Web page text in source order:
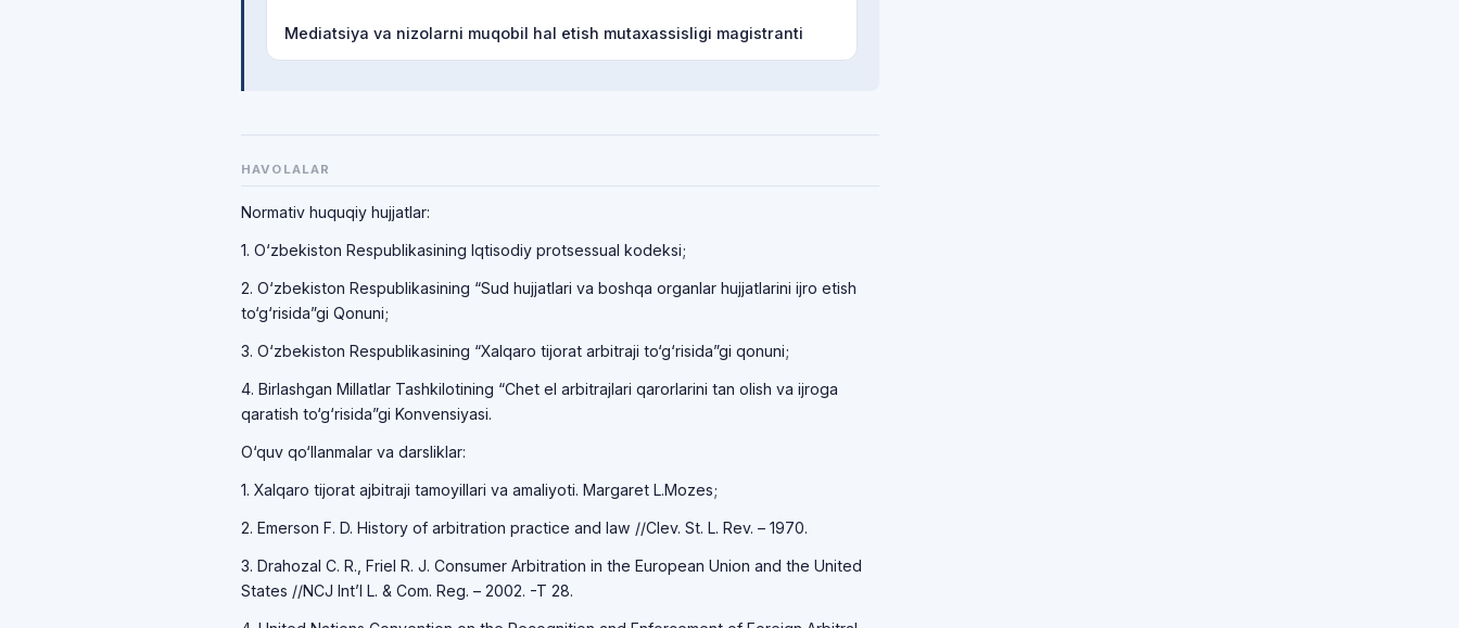
Mediatsiya va nizolarni muqobil hal etish mutaxassisligi magistranti
HAVOLALAR
Normativ huquqiy hujjatlar:
1. O‘zbekiston Respublikasining Iqtisodiy protsessual kodeksi;
2. O‘zbekiston Respublikasining “Sud hujjatlari va boshqa organlar hujjatlarini ijro etish
to‘g‘risida”gi Qonuni;
3. O‘zbekiston Respublikasining “Xalqaro tijorat arbitraji to‘g‘risida”gi qonuni;
4. Birlashgan Millatlar Tashkilotining “Chet el arbitrajlari qarorlarini tan olish va ijroga
qaratish to‘g‘risida”gi Konvensiyasi.
O‘quv qo‘llanmalar va darsliklar:
1. Xalqaro tijorat ajbitraji tamoyillari va amaliyoti. Margaret L.Mozes;
2. Emerson F. D. History of arbitration practice and law //Clev. St. L. Rev. – 1970.
3. Drahozal C. R., Friel R. J. Consumer Arbitration in the European Union and the United
States //NCJ Int’l L. & Com. Reg. – 2002. -T 28.